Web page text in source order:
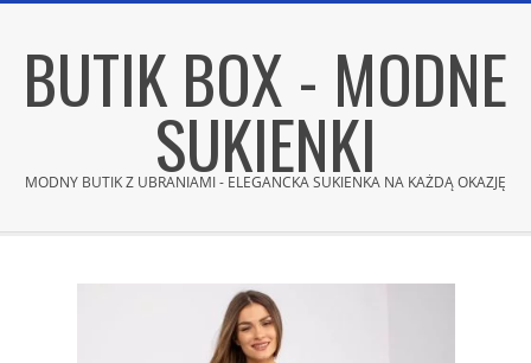
contentBUTIK BOX - MODNE
SUKIENKI
MODNY BUTIK Z UBRANIAMI - ELEGANCKA SUKIENKA NA KAŻDĄ OKAZJĘ